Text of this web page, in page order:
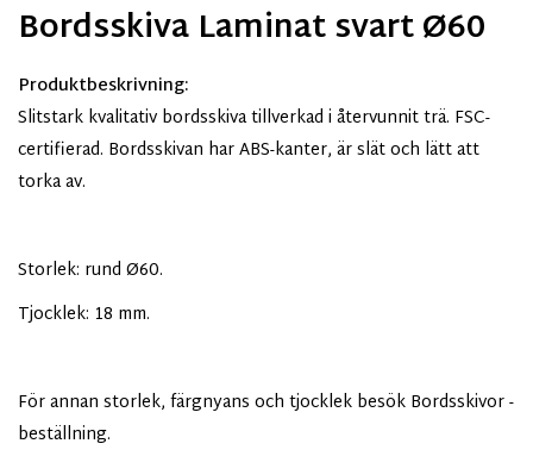
Bordsskiva Laminat svart Ø60
Produktbeskrivning:
Slitstark kvalitativ bordsskiva tillverkad i återvunnit trä. FSC-
certifierad. Bordsskivan har ABS-kanter, är slät och lätt att
torka av.
Storlek: rund Ø60.
Tjocklek: 18 mm.
För annan storlek, färgnyans och tjocklek besök Bordsskivor -
beställning.